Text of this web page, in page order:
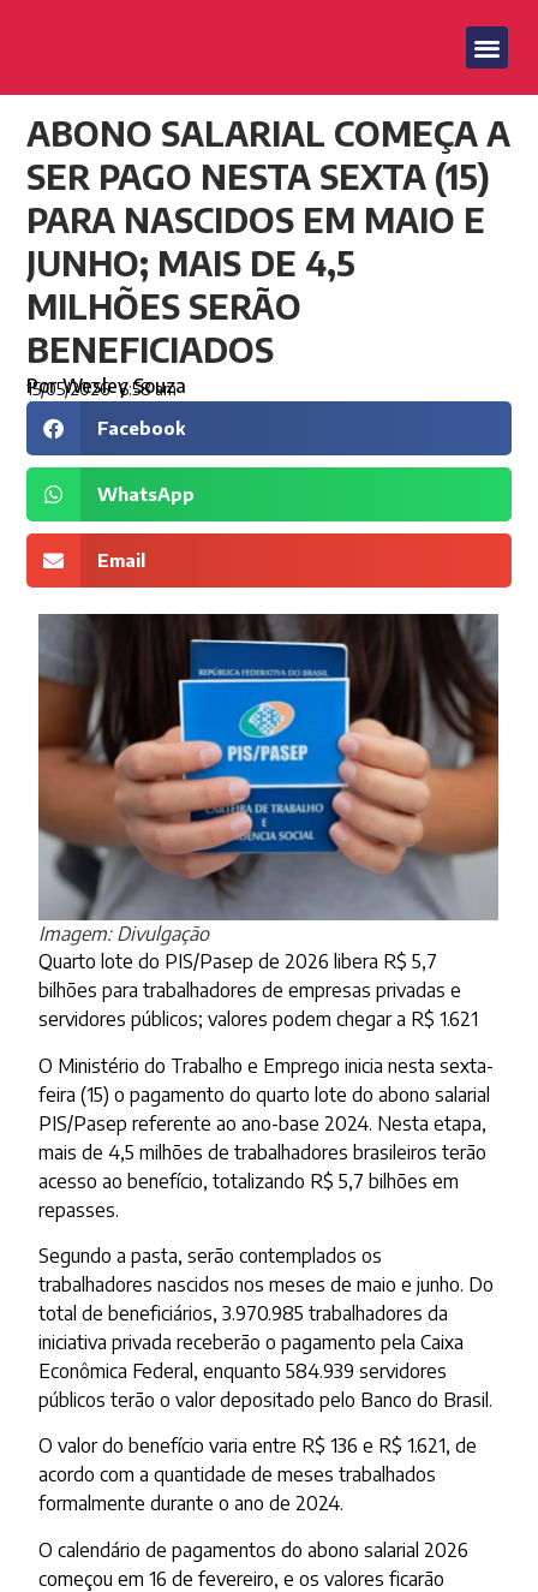
ABONO SALARIAL COMEÇA A
SER PAGO NESTA SEXTA (15)
PARA NASCIDOS EM MAIO E
JUNHO; MAIS DE 4,5
MILHÕES SERÃO
BENEFICIADOS
PorWesley Souza
15/05/2026 6:58 am
Facebook
WhatsApp
Email
Imagem: Divulgação
Quarto lote do PIS/Pasep de 2026 libera R$ 5,7
bilhões para trabalhadores de empresas privadas e
servidores públicos; valores podem chegar a R$ 1.621
O Ministério do Trabalho e Emprego inicia nesta sexta-
feira (15) o pagamento do quarto lote do abono salarial
PIS/Pasep referente ao ano-base 2024. Nesta etapa,
mais de 4,5 milhões de trabalhadores brasileiros terão
acesso ao benefício, totalizando R$ 5,7 bilhões em
repasses.
Segundo a pasta, serão contemplados os
trabalhadores nascidos nos meses de maio e junho. Do
total de beneficiários, 3.970.985 trabalhadores da
iniciativa privada receberão o pagamento pela Caixa
Econômica Federal, enquanto 584.939 servidores
públicos terão o valor depositado pelo Banco do Brasil.
O valor do benefício varia entre R$ 136 e R$ 1.621, de
acordo com a quantidade de meses trabalhados
formalmente durante o ano de 2024.
O calendário de pagamentos do abono salarial 2026
começou em 16 de fevereiro, e os valores ficarão